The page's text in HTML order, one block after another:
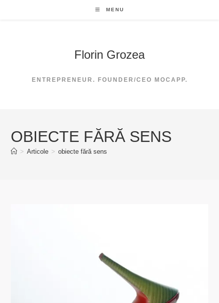
MENU
Florin Grozea
ENTREPRENEUR. FOUNDER/CEO MOCAPP.
OBIECTE FĂRĂ SENS
> Articole > obiecte fără sens